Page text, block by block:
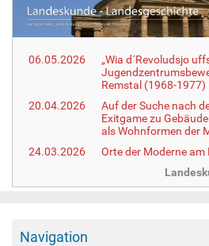
:
06.05.2026
„Wia d´Revoludsjo
Remstal (1968-1977)
20.04.2026
Auf der Suche nach
Exitgame zu
als Wohnformen der
24.03.2026
Orte der Moderne am
Navigation